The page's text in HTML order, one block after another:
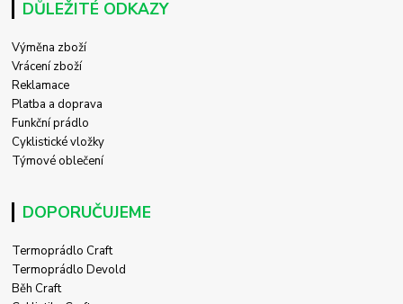
DŮLEŽITÉ ODKAZY
Výměna zboží
Vrácení zboží
Reklamace
Platba a doprava
Funkční prádlo
Cyklistické vložky
Týmové oblečení
DOPORUČUJEME
Termoprádlo Craft
Termoprádlo Devold
Běh Craft